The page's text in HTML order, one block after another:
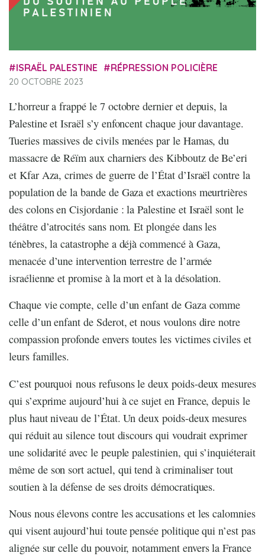
ISRAËL PALESTINE RÉPRESSION POLICIÈRE
20 OCTOBRE 2023
L’horreur a frappé le 7 octobre dernier et depuis, la
Palestine et Israël s’y enfoncent chaque jour davantage.
Tueries massives de civils menées par le Hamas, du
massacre de Réïm aux charniers des Kibboutz de Be’eri
et Kfar Aza, crimes de guerre de l’État d’Israël contre la
population de la bande de Gaza et exactions meurtrières
des colons en Cisjordanie : la Palestine et Israël sont le
théâtre d’atrocités sans nom. Et plongée dans les
ténèbres, la catastrophe a déjà commencé à Gaza,
menacée d’une intervention terrestre de l’armée
israélienne et promise à la mort et à la désolation.
Chaque vie compte, celle d’un enfant de Gaza comme
celle d’un enfant de Sderot, et nous voulons dire notre
compassion profonde envers toutes les victimes civiles et
leurs familles.
C’est pourquoi nous refusons le deux poids-deux mesures
qui s’exprime aujourd’hui à ce sujet en France, depuis le
plus haut niveau de l’État. Un deux poids-deux mesures
qui réduit au silence tout discours qui voudrait exprimer
une solidarité avec le peuple palestinien, qui s’inquiéterait
même de son sort actuel, qui tend à criminaliser tout
soutien à la défense de ses droits démocratiques.
Nous nous élevons contre les accusations et les calomnies
qui visent aujourd’hui toute pensée politique qui n’est pas
alignée sur celle du pouvoir, notamment envers la France